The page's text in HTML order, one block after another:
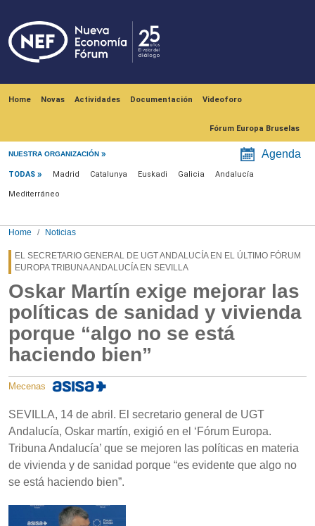
Home Novas Actividades Documentación Videoforo
Fórum Europa Bruselas
NUESTRA ORGANIZACIÓN Agenda
Menú noticias
TODAS Madrid Catalunya Euskadi Galicia Andalucía
Mediterráneo
Home Noticias
EL SECRETARIO GENERAL DE UGT ANDALUCÍA EN EL ÚLTIMO FÓRUM
EUROPA TRIBUNA ANDALUCÍA EN SEVILLA
Oskar Martín exige mejorar las
políticas de sanidad y vivienda
porque “algo no se está
haciendo bien”
Mecenas
SEVILLA, 14 de abril. El secretario general de UGT
Andalucía, Oskar martín, exigió en el ‘Fórum Europa.
Tribuna Andalucía’ que se mejoren las políticas en materia
de vivienda y de sanidad porque “es evidente que algo no
se está haciendo bien”.